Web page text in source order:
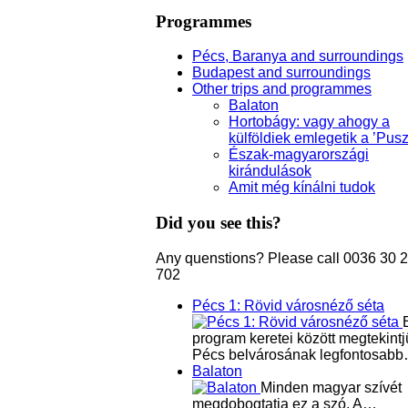
Programmes
Pécs, Baranya and surroundings
Budapest and surroundings
Other trips and programmes
Balaton
Hortobágy: vagy ahogy a
külföldiek emlegetik a
Észak-magyarországi
kirándulások
Amit még kínálni tudok
Did you see this?
Any quenstions? Please call 0036 30
702
Pécs 1: Rövid városnéző séta
program keretei között
Pécs belvárosának
Balaton
Minden magyar szívét
megdobogtatja ez a szó. A…